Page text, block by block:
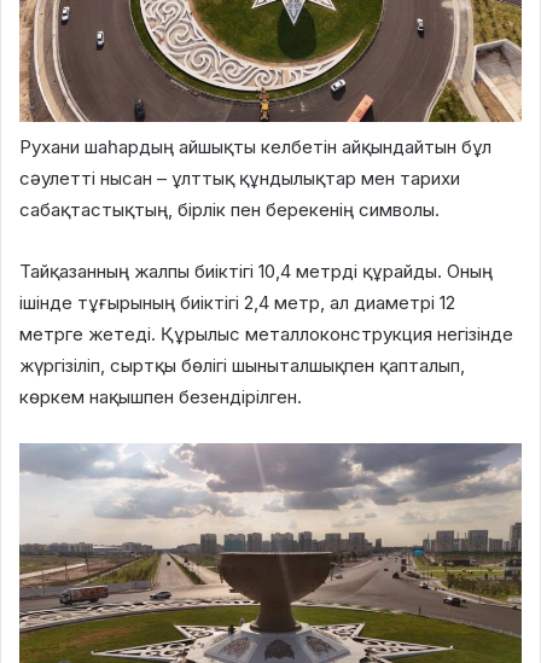
Рухани шаһардың айшықты келбетін айқындайтын бұл
сәулетті нысан – ұлттық құндылықтар мен тарихи
сабақтастықтың, бірлік пен берекенің символы.
Тайқазанның жалпы биіктігі 10,4 метрді құрайды. Оның
ішінде тұғырының биіктігі 2,4 метр, ал диаметрі 12
метрге жетеді. Құрылыс металлоконструкция негізінде
жүргізіліп, сыртқы бөлігі шыныталшықпен қапталып,
көркем нақышпен безендірілген.